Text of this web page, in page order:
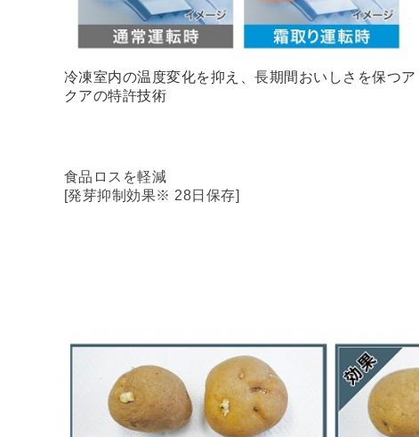
冷凍室内の温度変化を抑え、長期間おいしさを保つア
クアの特許技術
食品ロスを軽減
[発芽抑制効果※ 28日保存]